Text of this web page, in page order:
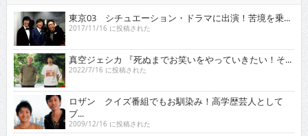
東京03 シチュエーション・ドラマに出演！苦境を乗...
2017/11/16 に投稿された
真空ジェシカ 『死ぬまでお笑いをやっていきたい！そ...
2022/7/16 に投稿された
ロザン クイズ番組でもお馴染み！高学歴芸人として
ブ...
2009/12/16 に投稿された